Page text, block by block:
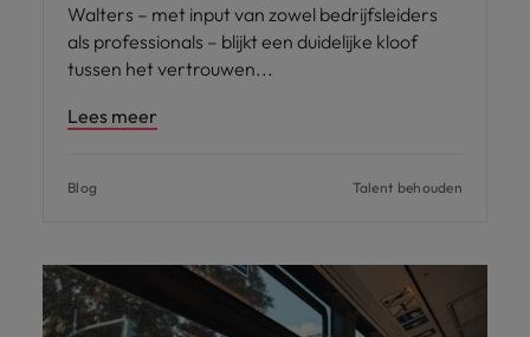
Walters – met input van zowel bedrijfsleiders
als professionals – blijkt een duidelijke kloof
tussen het vertrouwen
Lees meer
Blog Talent behouden